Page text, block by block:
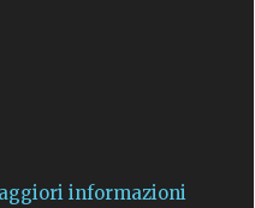
informazioni